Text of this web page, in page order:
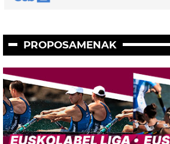
PROPOSAMENAK